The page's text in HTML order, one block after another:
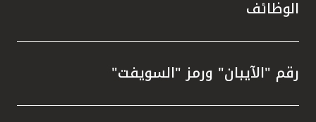
الوظائف
رقم "الآيبان" ورمز "السويفت"